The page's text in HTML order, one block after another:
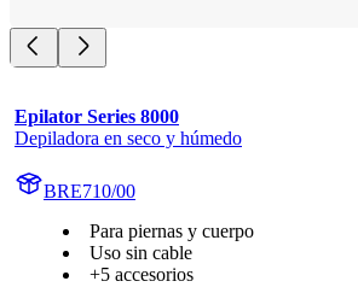
Epilator Series 8000
Depiladora en seco y húmedo
BRE710/00
Para piernas y cuerpo
Uso sin cable
+5 accesorios